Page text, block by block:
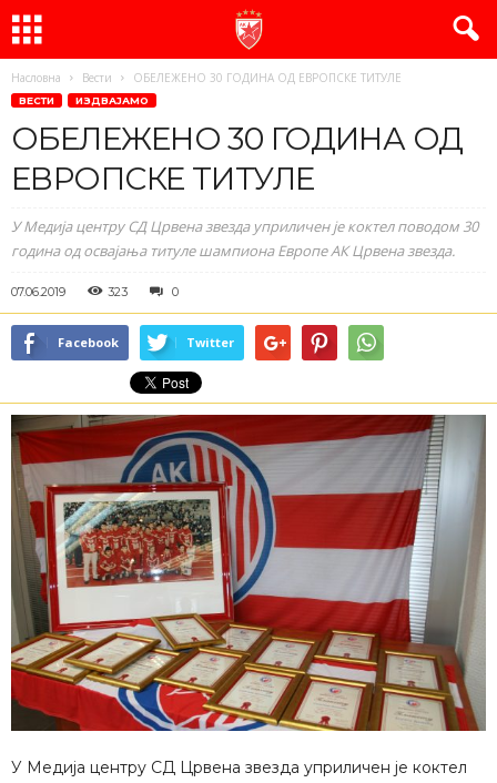
Насловна Вести ОБЕЛЕЖЕНО 30 ГОДИНА ОД ЕВРОПСКЕ ТИТУЛЕ
ВЕСТИ ИЗДВАЈАМО
ОБЕЛЕЖЕНО 30 ГОДИНА ОД
ЕВРОПСКЕ ТИТУЛЕ
У Медија центру СД Црвена звезда уприличен је коктел поводом 30
година од освајања титуле шампиона Европе АК Црвена звезда.
07.06.2019 323 0
Facebook Twitter
У Медија центру СД Црвена звезда уприличен је коктел